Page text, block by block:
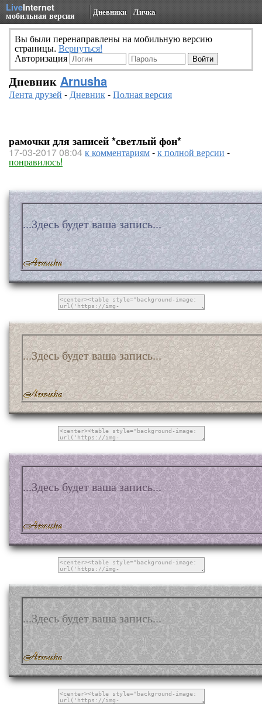
LiveInternet
мобильная версия Дневники Личка
Вы были перенаправлены на мобильную версию
страницы. Вернуться!
Авторизация
Дневник Arnusha
Лента друзей -Дневник-Полная версия
рамочки для записей *светлый фон*
17-03-2017 08:04к комментариям-к полной версии -
понравилось!
...Здесь будет ваша запись...
...Здесь будет ваша запись...
...Здесь будет ваша запись...
...Здесь будет ваша запись...